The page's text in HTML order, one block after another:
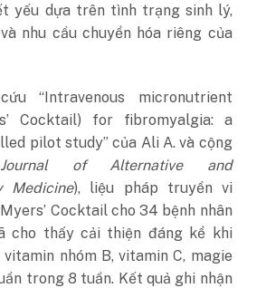
yếu dựa trên tình trạng sinh lý,
nhu cầu chuyển hóa riêng của
“Intravenous micronutrient
Cocktail) for fibromyalgia: a
pilot study” của Ali A. và cộng
Journal of Alternative and
Medicine), liệu pháp truyền vi
Cocktail cho 34 bệnh nhân
cho thấy cải thiện đáng kể khi
nhóm B, vitamin C, magie
trong 8 tuần. Kết quả ghi nhận